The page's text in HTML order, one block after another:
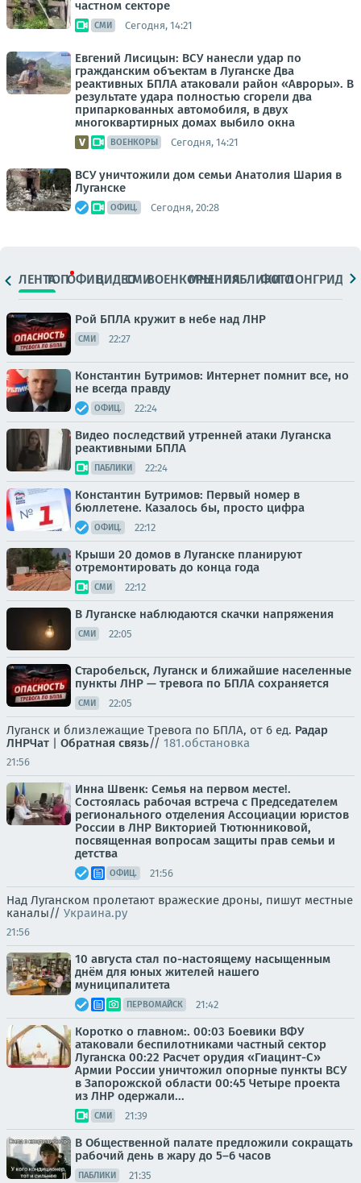
частном секторе
СМИ Сегодня, 14:21
Евгений Лисицын: ВСУ нанесли удар по
гражданским объектам в Луганске Два
реактивных БПЛА атаковали район «Авроры». В
результате удара полностью сгорели два
припаркованных автомобиля, в двух
многоквартирных домах выбило окна
ВОЕНКОРЫ Сегодня, 14:21
ВСУ уничтожили дом семьи Анатолия Шария в
Луганске
ОФИЦ. Сегодня, 20:28
ЛЕНТАТОПОФИЦ.ВИДЕОСМИВОЕНКОРЫМНЕНИЯПАБЛИКИ
ФОТОЛОНГРИДЫ
Рой БПЛА кружит в небе над ЛНР
СМИ 22:27
Константин Бутримов: Интернет помнит все, но
не всегда правду
ОФИЦ. 22:24
Видео последствий утренней атаки Луганска
реактивными БПЛА
ПАБЛИКИ 22:24
Константин Бутримов: Первый номер в
бюллетене. Казалось бы, просто цифра
ОФИЦ. 22:12
Крыши 20 домов в Луганске планируют
отремонтировать до конца года
СМИ 22:12
В Луганске наблюдаются скачки напряжения
СМИ 22:05
Старобельск, Луганск и ближайшие населенные
пункты ЛНР — тревога по БПЛА сохраняется
СМИ 22:05
Луганск и близлежащие Тревога по БПЛА, от 6 ед. Радар
ЛНРЧат | Обратная связь// 181.обстановка
21:56
Инна Швенк: Семья на первом месте!.
Состоялась рабочая встреча с Председателем
регионального отделения Ассоциации юристов
России в ЛНР Викторией Тютюнниковой,
посвященная вопросам защиты прав семьи и
детства
ОФИЦ. 21:56
Над Луганском пролетают вражеские дроны, пишут местные
каналы// Украина.ру
21:56
10 августа стал по-настоящему насыщенным
днём для юных жителей нашего
муниципалитета
ПЕРВОМАЙСК 21:42
Коротко о главном:. 00:03 Боевики ВФУ
атаковали беспилотниками частный сектор
Луганска 00:22 Расчет орудия «Гиацинт-С»
Армии России уничтожил опорные пункты ВСУ
в Запорожской области 00:45 Четыре проекта
из ЛНР одержали...
СМИ 21:39
В Общественной палате предложили сокращать
рабочий день в жару до 5–6 часов
ПАБЛИКИ 21:35